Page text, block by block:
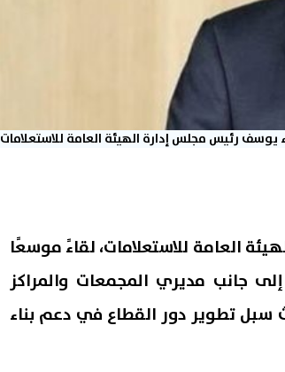
يوسف رئيس مجلس إدارة الهيئة العامة للاستعلامات
العامة للاستعلامات، لقاءً موسعًا
جانب مديري المجمعات والمراكز
سبل تطوير دور القطاع في دعم بناء